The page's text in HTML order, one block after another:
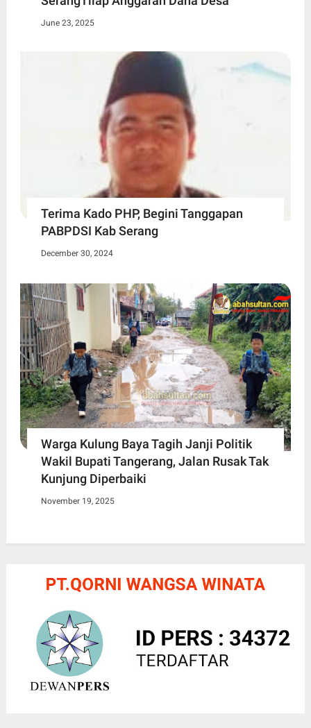
June 23, 2025
Terima Kado PHP, Begini Tanggapan
PABPDSI Kab Serang
December 30, 2024
Warga Kulung Baya Tagih Janji Politik
Wakil Bupati Tangerang, Jalan Rusak Tak
Kunjung Diperbaiki
November 19, 2025